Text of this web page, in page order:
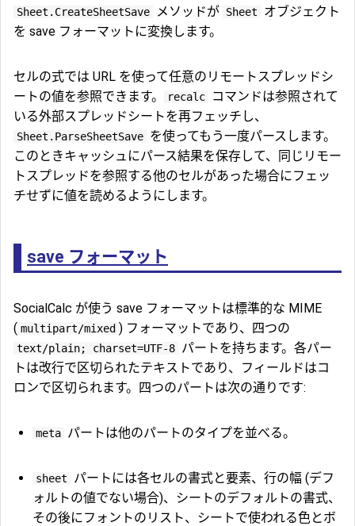
Sheet.CreateSheetSave メソッドが Sheet
オブジェクト
を save フォーマットに変換します。
セルの式では URL を使って任意のリモートスプレッドシ
ートの値を参照できます。
recalc
コマンドは参照されて
いる外部スプレッドシートを再フェッチし、
Sheet.ParseSheetSave を使ってもう一度パースします。
このときキャッシュにパース結果を保存して、同じリモー
トスプレッドを参照する他のセルがあった場合にフェッ
チせずに値を読めるようにします。
save フォーマット
SocialCalc が使う save フォーマットは標準的な MIME
( multipart/mixed ) フォーマットであり、四つの
text/plain; charset=UTF-8 パートを持ちます。各パー
トは改行で区切られたテキストであり、フィールドはコ
ロンで区切られます。四つのパートは次の通りです:
meta パートは他のパートのタイプを並べる。
sheet
パートには各セルの書式と要素、行の幅 (デフ
ォルトの値でない場合)、シートのデフォルトの書式、
その後にフォントのリスト、シートで使われる色とボ